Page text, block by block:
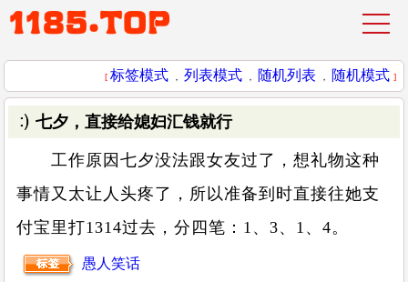
[ 标签模式 ， 列表模式 ， 随机列表 ， 随机模式 ]
七夕，直接给媳妇汇钱就行
工作原因七夕没法跟女友过了，想礼物这种
事情又太让人头疼了，所以准备到时直接往她支
付宝里打1314过去，分四笔：1、3、1、4。
愚人笑话